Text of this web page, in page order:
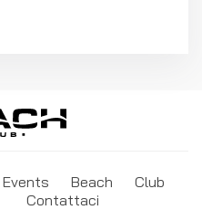
Beach
Club
Contattaci